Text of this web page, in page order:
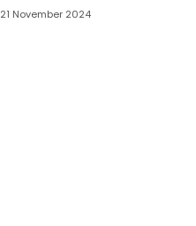
21 November 2024